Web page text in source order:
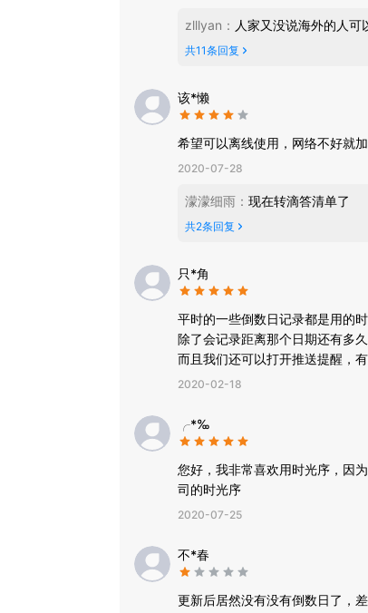
zlllyan ： 人家又没说海外的人可
共11条回复
该*懒
希望可以离线使用，网络不好就
2020-07-28
濛濛细雨 ： 现在转滴答清单了
共2条回复
只*角
平时的一些倒数日记录都是用的
除了会记录距离那个日期还有多
而且我们还可以打开推送提醒，
2020-02-18
╭*‰
您好，我非常喜欢用时光序，因
司的时光序
2020-07-25
不*春
更新后居然没有没有倒数日了，